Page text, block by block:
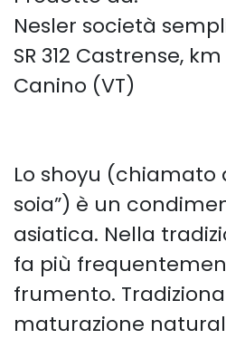
Nesler società
SR 312 Castrense, km
Canino (VT)
Lo shoyu (chiamato
soia”) è un
asiatica. Nella
fa più
frumento.
maturazione